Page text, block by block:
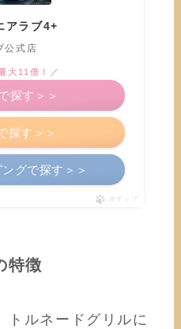
アラブ4+
公式店
探す＞＞
大11倍！／
探す＞＞
グで探す＞＞
ポチップ
特徴
トルネードグリルに